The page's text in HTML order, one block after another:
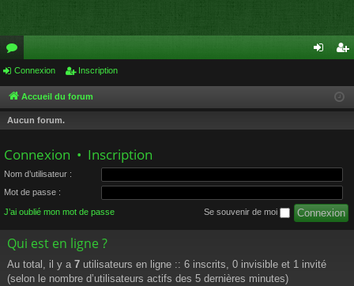
or
u
m
cri
Connexion Inscription
Accueil du forum
Aucun forum.
Connexion • Inscription
Nom d’utilisateur :
Mot de passe :
J’ai oublié mon mot de passe Se souvenir de moi
Qui est en ligne ?
Au total, il y a 7 utilisateurs en ligne :: 6 inscrits, 0 invisible et 1 invité
(selon le nombre d’utilisateurs actifs des 5 dernières minutes)